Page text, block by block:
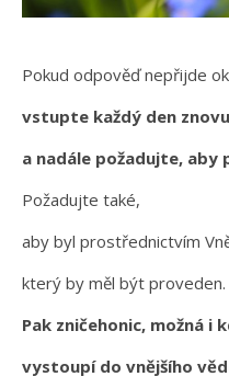
Pokud odpověď nepřijde
vstupte každý den
a nadále požadujte, aby
Požadujte také,
aby byl prostřednictvím
který by měl být proveden.
Pak zničehonic, možná i
vystoupí do vnějšího